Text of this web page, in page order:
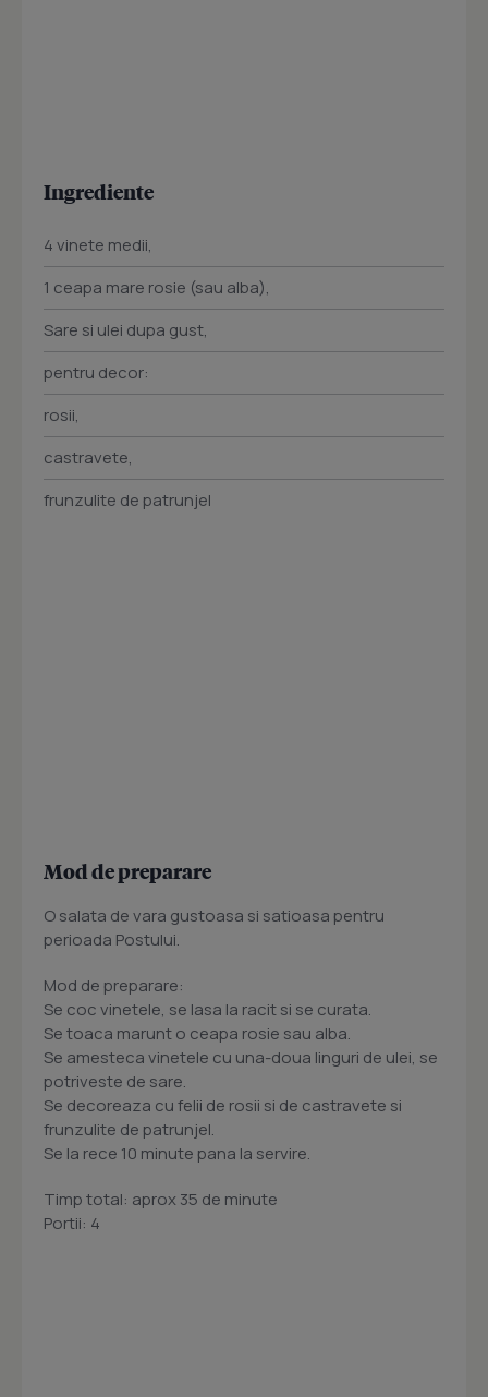
Ingrediente
4 vinete medii,
1 ceapa mare rosie (sau alba),
Sare si ulei dupa gust,
pentru decor:
rosii,
castravete,
frunzulite de patrunjel
Mod de preparare
O salata de vara gustoasa si satioasa pentru
perioada Postului.
Mod de preparare:
Se coc vinetele, se lasa la racit si se curata.
Se toaca marunt o ceapa rosie sau alba.
Se amesteca vinetele cu una-doua linguri de ulei, se
potriveste de sare.
Se decoreaza cu felii de rosii si de castravete si
frunzulite de patrunjel.
Se la rece 10 minute pana la servire.
Timp total: aprox 35 de minute
Portii: 4